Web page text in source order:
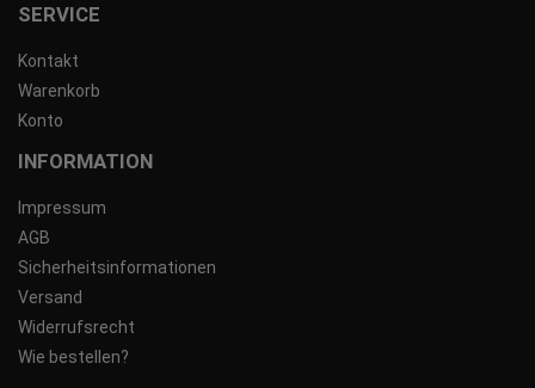
SERVICE
Kontakt
Warenkorb
Konto
INFORMATION
Impressum
AGB
Sicherheitsinformationen
Versand
Widerrufsrecht
Wie bestellen?